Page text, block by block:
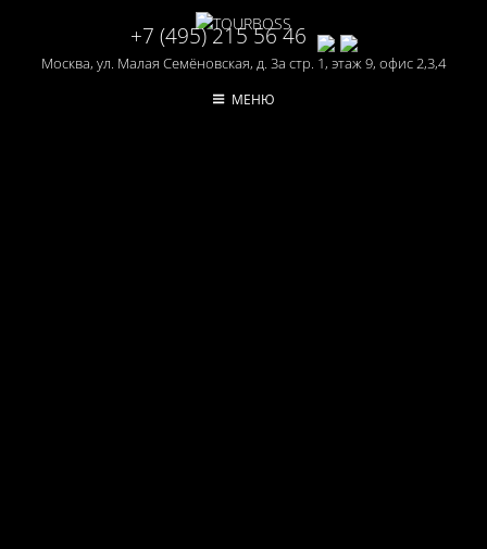
+7 (495) 215 56 46
Москва, ул. Малая Семёновская, д. 3а стр. 1, этаж 9, офис 2,3,4
МЕНЮ